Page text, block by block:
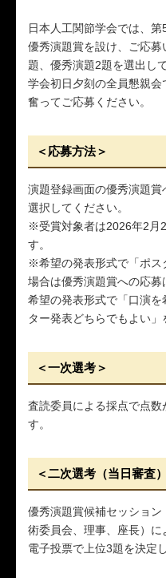
日本人工関節学会では、
優秀演題賞を設け、ご応
題、優秀演題2題を選出し
学会初日夕刻の全員懇親会
奮ってご応募ください。
＜応募方法＞
演題登録画面の優秀演題
選択してください。
※受賞対象者は2026年2月
す。
※希望の発表形式で「ポス
場合は優秀演題賞への応募
希望の発表形式で「口演
ター発表どちらでもよい」
＜一次選考＞
査読委員による採点で点
す。
＜二次選考（当日審査
優秀演題賞候補セッショ
術委員会、理事、座長）
電子投票で上位3題を決定し